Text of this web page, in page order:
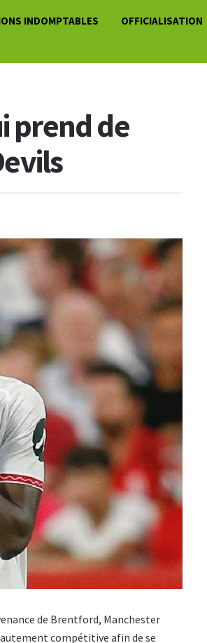
INDOMPTABLES OFFICIALISATION
prend de
de Brentford, Manchester
compétitive afin de se